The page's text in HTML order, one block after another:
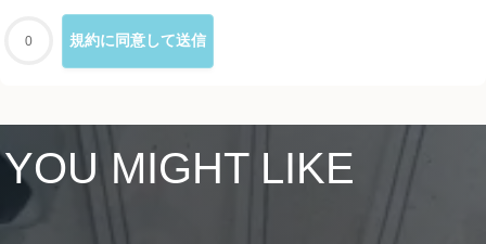
0
YOU MIGHT LIKE